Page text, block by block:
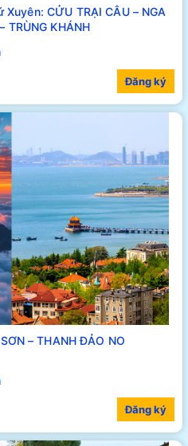
CỬU TRẠI CÂU – NGA
TRÙNG KHÁNH
Đăng ký
NO
Đăng ký